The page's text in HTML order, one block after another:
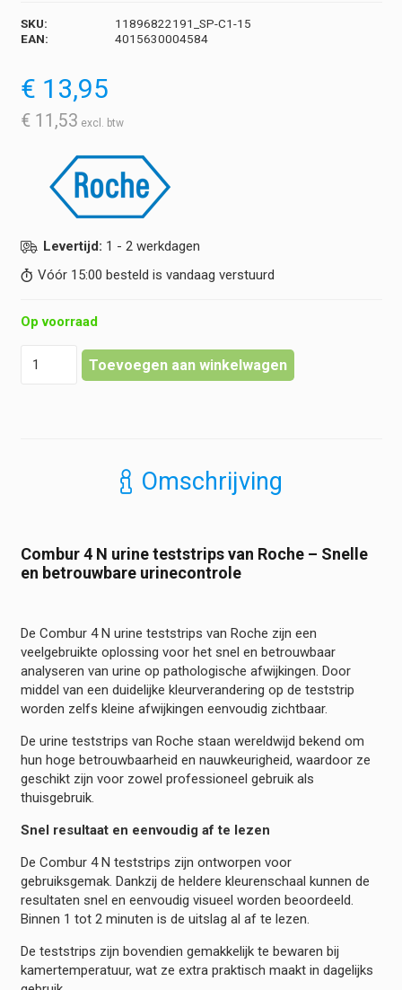
SKU:
11896822191_SP-C1-15
EAN:
4015630004584
€ 13,95
€ 11,53
Levertijd: 1 - 2 werkdagen
Vóór 15:00 besteld is vandaag verstuurd
Op voorraad
Toevoegen aan winkelwagen
Omschrijving
Combur 4 N urine teststrips van Roche – Snelle
en betrouwbare urinecontrole
De Combur 4 N urine teststrips van Roche zijn een
veelgebruikte oplossing voor het snel en betrouwbaar
analyseren van urine op pathologische afwijkingen. Door
middel van een duidelijke kleurverandering op de teststrip
worden zelfs kleine afwijkingen eenvoudig zichtbaar.
De urine teststrips van Roche staan wereldwijd bekend om
hun hoge betrouwbaarheid en nauwkeurigheid, waardoor ze
geschikt zijn voor zowel professioneel gebruik als
thuisgebruik.
Snel resultaat en eenvoudig af te lezen
De Combur 4 N teststrips zijn ontworpen voor
gebruiksgemak. Dankzij de heldere kleurenschaal kunnen de
resultaten snel en eenvoudig visueel worden beoordeeld.
Binnen 1 tot 2 minuten is de uitslag al af te lezen.
De teststrips zijn bovendien gemakkelijk te bewaren bij
kamertemperatuur, wat ze extra praktisch maakt in dagelijks